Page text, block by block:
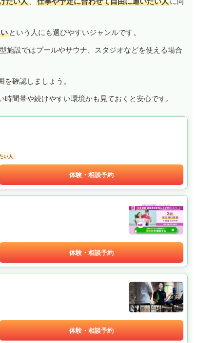
という人にも選びやすいジャンルです。
施設ではプールやサウナ、スタジオなどを使える場合
確認しましょう。
間帯や続けやすい環境かも見ておくと安心です。
い人
体験・相談予約
体験・相談予約
体験・相談予約